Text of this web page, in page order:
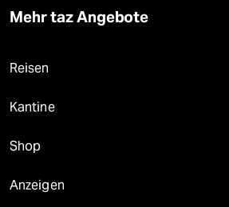
Mehr taz Angebote
Reisen
Kantine
Shop
Anzeigen